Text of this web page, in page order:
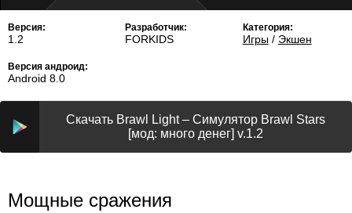
Версия:
1.2
Разработчик:
FORKIDS
Категория:
Игры/ Экшен
Версия андроид:
Android 8.0
Скачать Brawl Light – Симулятор Brawl Stars
[мод: много денег] v.1.2
Мощные сражения